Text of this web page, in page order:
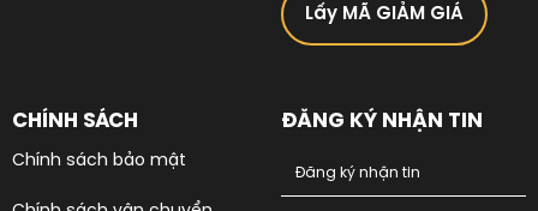
Lấy MÃ GIẢM GIÁ
CHÍNH SÁCH
Chính sách bảo mật
ĐĂNG KÝ NHẬN TIN